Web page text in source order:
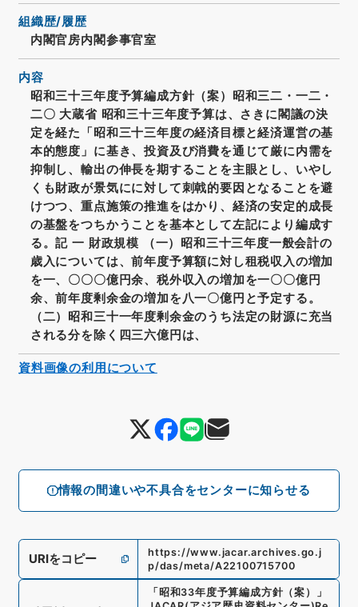
情報の間違いや不具合をセンターに知らせる
組織歴/履歴
内閣官房内閣参事官室
内容
昭和三十三年度予算編成方針（案）昭和三二・一二・
二〇 大蔵省 昭和三十三年度予算は、さきに閣議の決
定を経た「昭和三十三年度の経済目標と経済運営の基
本的態度」に基き、投資及び消費を通じて厳に内需を
抑制し、輸出の伸長を期することを主眼とし、いやし
くも財政が景気にに対して刺戟的要因となることを避
けつつ、重点施策の推進をはかり、経済の安定的成長
の基盤をつちかうことを基本として左記により編成す
る。記 一 財政規模 （一）昭和三十三年度一般会計の
歳入については、前年度予算額に対し租税収入の増加
を一、〇〇〇億円余、税外収入の増加を一〇〇億円
余、前年度剰余金の増加を八一〇億円と予定する。
（二）昭和三十一年度剰余金のうち法定の財源に充当
される分を除く四三六億円は、
URIをコピー
https://www.jacar.archives.go.j
p/das/meta/A22100715700
「 昭和33年度予算編成方針（案）
」
資料画像の利用について